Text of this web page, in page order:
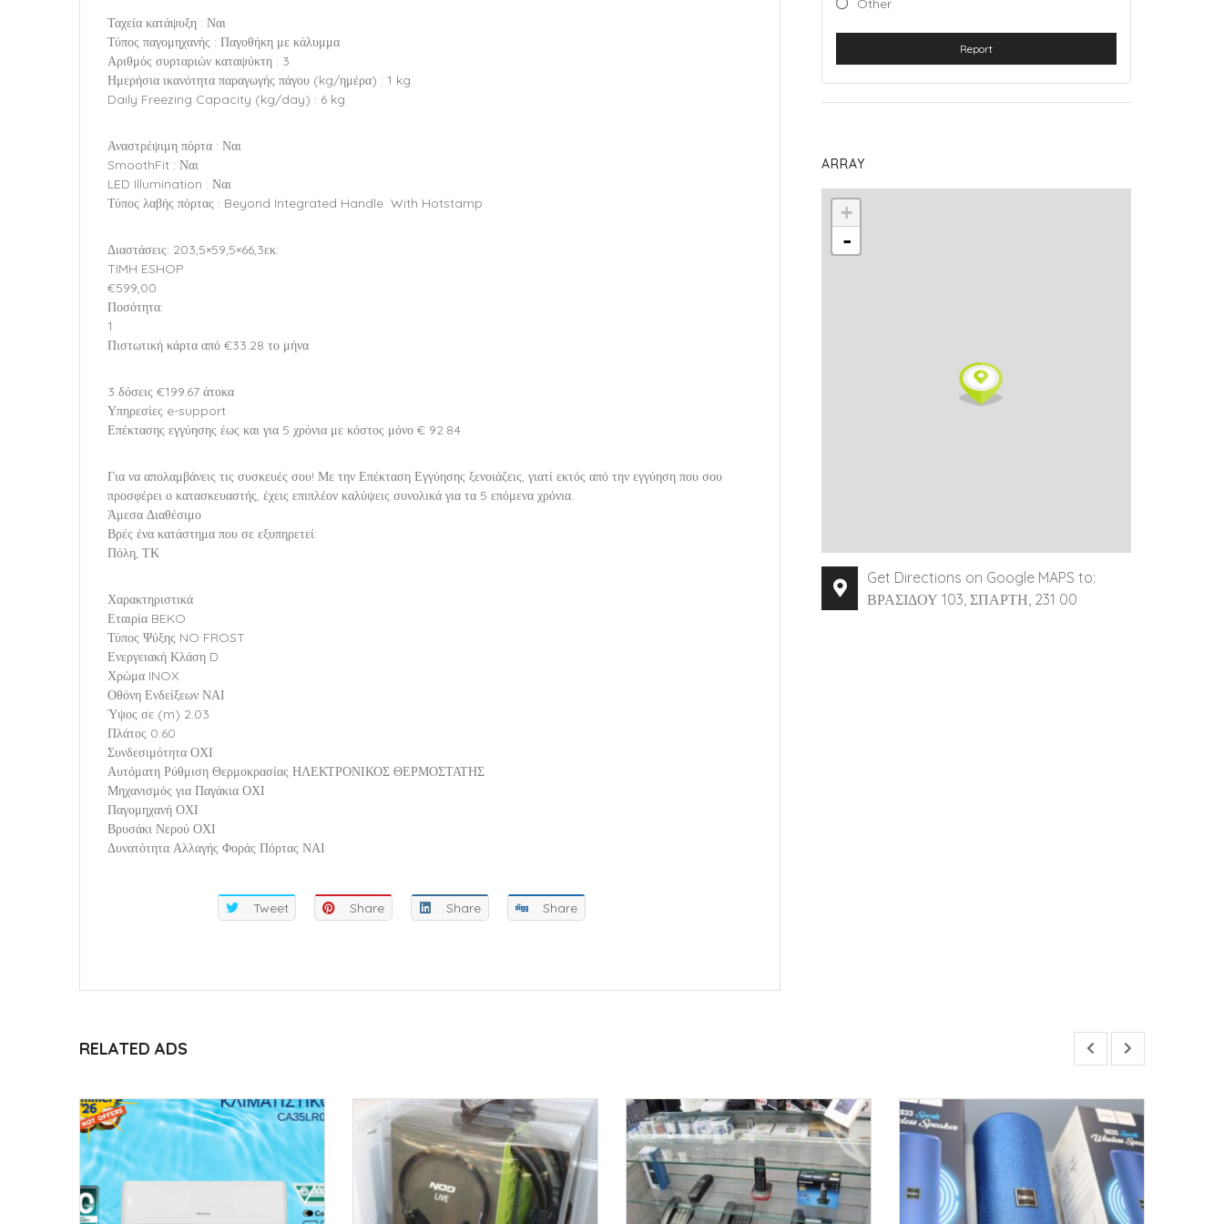
Ταχεία κατάψυξη : Ναι
Τύπος παγομηχανής : Παγοθήκη με κάλυμμα
Αριθμός συρταριών καταψύκτη : 3
Ημερήσια ικανότητα παραγωγής πάγου (kg/ημέρα) : 1 kg
Daily Freezing Capacity (kg/day) : 6 kg
Αναστρέψιμη πόρτα : Ναι
SmoothFit : Ναι
LED Illumination : Ναι
Τύπος λαβής πόρτας : Beyond Integrated Handle  With Hotstamp
Διαστάσεις: 203,5×59,5×66,3εκ.
TIMH ESHOP
€599,00
Ποσότητα:
1
Πιστωτική κάρτα από €33.28 το μήνα
3 δόσεις €199.67 άτοκα
Υπηρεσίες e-support
Επέκτασης εγγύησης έως και για 5 χρόνια με κόστος μόνο € 92.84
Για να απολαμβάνεις τις συσκευές σου! Με την Επέκταση Εγγύησης ξενοιάζεις, γιατί εκτός από την εγγύηση που σου
προσφέρει ο κατασκευαστής, έχεις επιπλέον καλύψεις συνολικά για τα 5 επόμενα χρόνια.
Άμεσα Διαθέσιμο
Βρές ένα κατάστημα που σε εξυπηρετεί:
Πόλη, ΤΚ
Χαρακτηριστικά
Εταιρία BEKO
Τύπος Ψύξης NO FROST
Ενεργειακή Κλάση D
Χρώμα INOX
Οθόνη Ενδείξεων ΝΑΙ
Ύψος σε (m) 2.03
Πλάτος 0.60
Συνδεσιμότητα ΟΧΙ
Αυτόματη Ρύθμιση Θερμοκρασίας ΗΛΕΚΤΡΟΝΙΚΟΣ ΘΕΡΜΟΣΤΑΤΗΣ
Μηχανισμός για Παγάκια ΟΧΙ
Παγομηχανή ΟΧΙ
Βρυσάκι Νερού ΟΧΙ
Δυνατότητα Αλλαγής Φοράς Πόρτας ΝΑΙ
Tweet Share Share Share
Other
Report
ARRAY
+
-
Get Directions on Google MAPS to:
ΒΡΑΣΙΔΟΥ 103, ΣΠΑΡΤΗ, 231 00
RELATED ADS